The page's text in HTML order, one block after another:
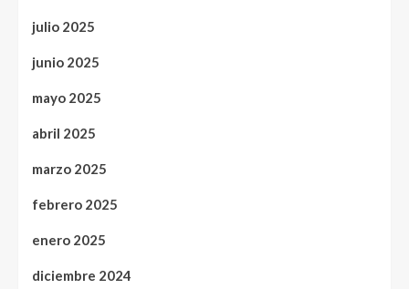
julio 2025
junio 2025
mayo 2025
abril 2025
marzo 2025
febrero 2025
enero 2025
diciembre 2024